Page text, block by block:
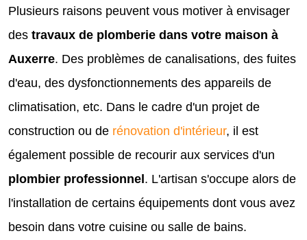
Plusieurs raisons peuvent vous motiver à envisager
des travaux de plomberie dans votre maison à
Auxerre. Des problèmes de canalisations, des fuites
d'eau, des dysfonctionnements des appareils de
climatisation, etc. Dans le cadre d'un projet de
construction ou de rénovation d'intérieur, il est
également possible de recourir aux services d'un
plombier professionnel. L'artisan s'occupe alors de
l'installation de certains équipements dont vous avez
besoin dans votre cuisine ou salle de bains.